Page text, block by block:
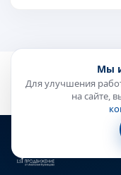
Мы
Для улучшения
на сайте,